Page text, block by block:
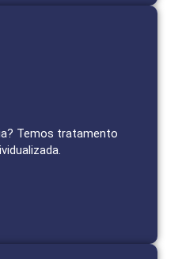
Temos tratamento
o Joelho
e técnicas avançadas
Consulta